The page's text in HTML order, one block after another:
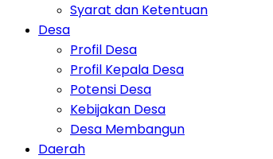
Syarat dan Ketentuan
Desa
Profil Desa
Profil Kepala Desa
Potensi Desa
Kebijakan Desa
Desa Membangun
Daerah